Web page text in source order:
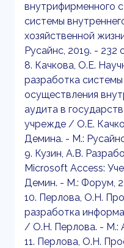
внутрифирменного
системы
хозяйственной
Русайнс, 2019. - 232
8. Качкова, О.Е.
разработка
осуществления
аудита в
учрежде / О.Е.
Демина. - М.:
9. Кузин, А.В.
Microsoft Access:
Демин. - М.: Форум,
10. Перлова, О.Н.
разработка
/ О.Н. Перлова. - М.:
11. Перлова, О.Н.